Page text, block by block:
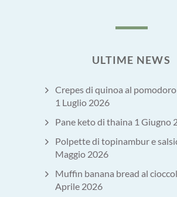
ULTIME NEWS
Crepes di quinoa al
1 Luglio 2026
Pane keto di thaina 1 Giugno
Polpette di topinambur e
Maggio 2026
Muffin banana bread al
Aprile 2026